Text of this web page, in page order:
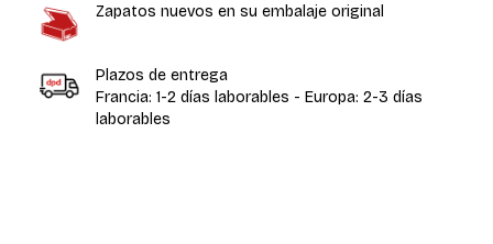
Zapatos nuevos en su embalaje original
Plazos de entrega
Francia: 1-2 días laborables - Europa: 2-3 días
laborables